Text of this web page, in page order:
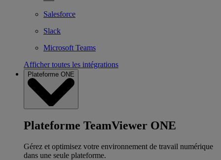
Salesforce
Slack
Microsoft Teams
Afficher toutes les intégrations
Plateforme ONE
Plateforme TeamViewer ONE
Gérez et optimisez votre environnement de travail numérique
dans une seule plateforme.